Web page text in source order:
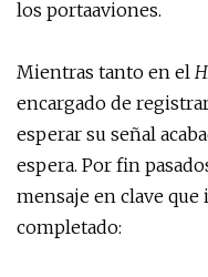
los portaaviones.
Mientras tanto en el
encargado de
esperar su señal
espera. Por fin
mensaje en clave
completado: